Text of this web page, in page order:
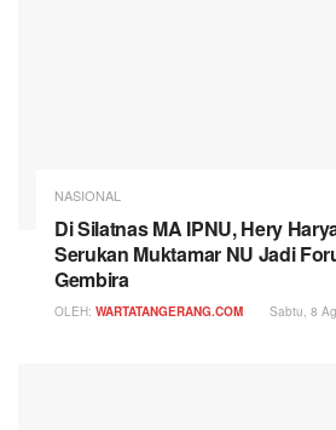
NASIONAL
Di Silatnas MA IPNU, Hery
Serukan Muktamar NU Jadi
Gembira
OLEH: WARTATANGERANG.COM Sabtu, 8